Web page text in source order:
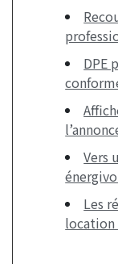
DPE
Vers
Les
location